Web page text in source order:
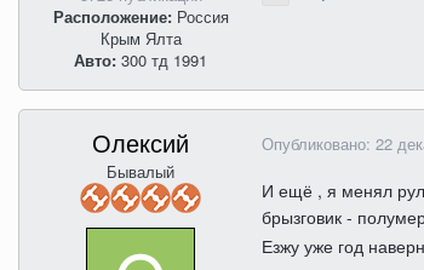
Расположение:Россия
Крым Ялта
Авто: 300 тд 1991
Олексий
Бывалый
Опубликовано: 22
И ещё , я менял
брызговик -
Езжу уже год